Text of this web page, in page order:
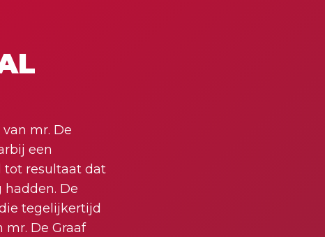
mr. De
een
tot resultaat dat
De
tegelijkertijd
De Graaf